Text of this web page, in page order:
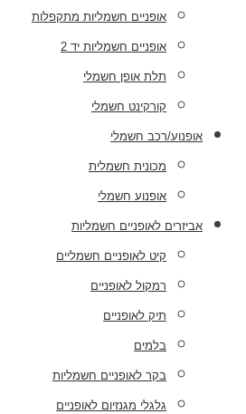
אופניים חשמליות מתקפלות
אופניים חשמליות יד 2
תלת אופן חשמלי
קורקינט חשמלי
אופנוע/רכב חשמלי
מכונית חשמלית
אופנוע חשמלי
אביזרים לאופניים חשמליות
קיט לאופניים חשמליים
רמקול לאופניים
תיק לאופניים
בלמים
בקר לאופניים חשמליות
גלגלי מגנזיום לאופניים